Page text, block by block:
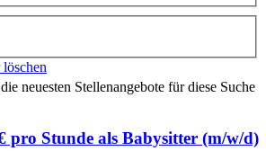
neuesten Stellenangebote für diese Suche
pro Stunde als Babysitter (m/w/d)